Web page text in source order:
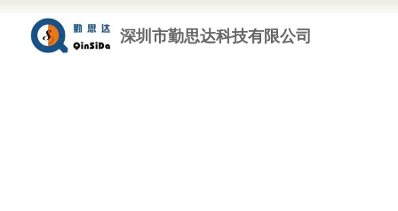
深圳市勤思达科技有限公司